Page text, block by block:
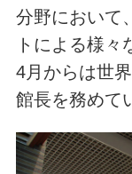
分野において
トによる様
4月からは世
館長を務めて